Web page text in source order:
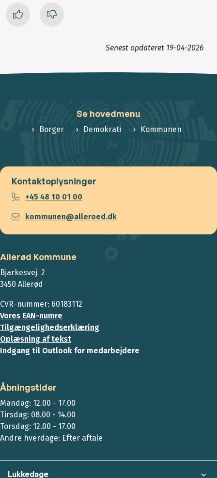
Senest opdateret 19-04-2026
Se hovedmenu
Borger Demokrati Kommunen
Kontaktoplysninger
+45 48 10 01 00
kommunen@alleroed.dk
Allerød Kommune
Bjarkesvej 2
3450 Allerød
CVR-nummer: 60183112
Vores EAN-numre
Tilgængelighedserklæring
Oplæsning af tekst
Indgang til Outlook for medarbejdere
Åbningstider
Mandag: 12.00 - 17.00
Tirsdag: 08.00 - 14.00
Torsdag: 12.00 - 17.00
Andre hverdage: Efter aftale
Lukkedage